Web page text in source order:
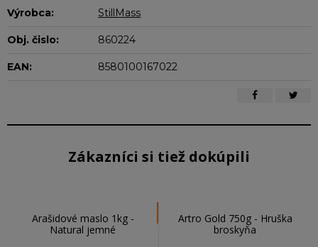
Výrobca: StillMass
Obj. čislo: 860224
EAN: 8580100167022
Zákazníci si tiež dokúpili
Arašidové maslo 1kg -
Natural jemné
Artro Gold 750g - Hruška
broskyňa